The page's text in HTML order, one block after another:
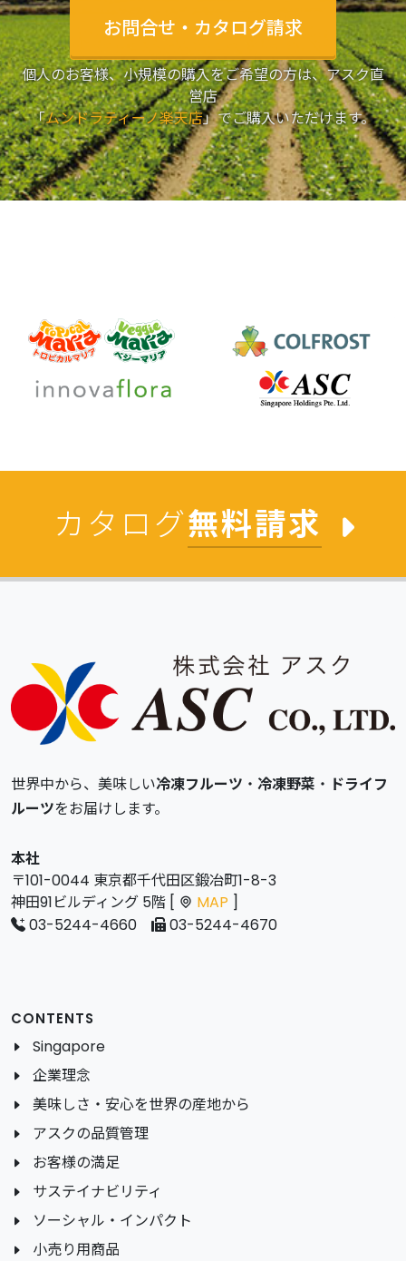
お問合せ・カタログ請求
個人のお客様、小規模の購入をご希望の方は、アスク直
営店
「ムンドラティーノ楽天店」でご購入いただけます。
カタログ無料請求
世界中から、美味しい冷凍フルーツ ・ 冷凍野菜 ・ ドライフ
ルーツをお届けします。
本社
〒101-0044 東京都千代田区鍛冶町1-8-3
神田91ビルディング 5階 [
MAP ]
03-5244-4660
03-5244-4670
CONTENTS
Singapore
企業理念
美味しさ・安心を世界の産地から
アスクの品質管理
お客様の満足
サステイナビリティ
ソーシャル・インパクト
小売り用商品